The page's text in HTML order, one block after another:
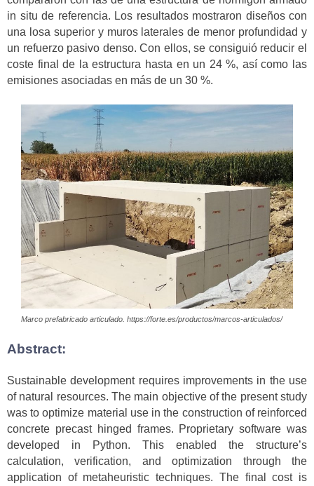
in situ de referencia. Los resultados mostraron diseños con
una losa superior y muros laterales de menor profundidad y
un refuerzo pasivo denso. Con ellos, se consiguió reducir el
coste final de la estructura hasta en un 24 %, así como las
emisiones asociadas en más de un 30 %.
Marco prefabricado articulado. https://forte.es/productos/marcos-articulados/
Abstract:
Sustainable development requires improvements in the use
of natural resources. The main objective of the present study
was to optimize material use in the construction of reinforced
concrete precast hinged frames. Proprietary software was
developed in Python. This enabled the structure’s
calculation, verification, and optimization through the
application of metaheuristic techniques. The final cost is